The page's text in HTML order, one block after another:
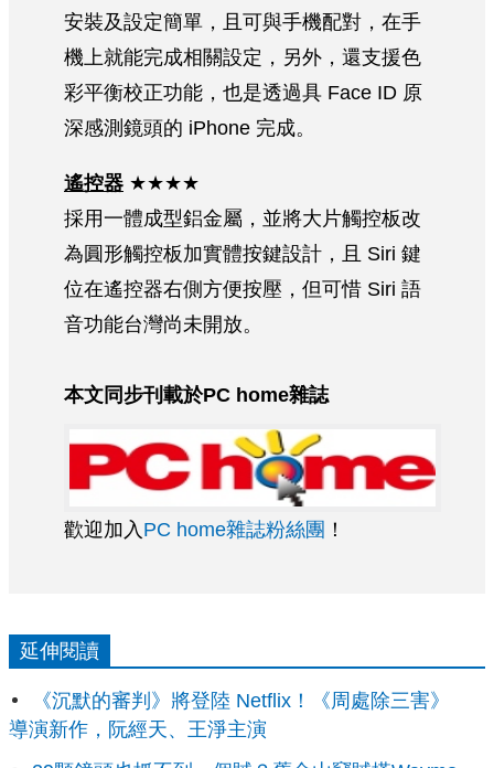
安裝及設定簡單，且可與手機配對，在手
機上就能完成相關設定，另外，還支援色
彩平衡校正功能，也是透過具 Face ID 原
深感測鏡頭的 iPhone 完成。
遙控器 ★★★★
採用一體成型鋁金屬，並將大片觸控板改
為圓形觸控板加實體按鍵設計，且 Siri 鍵
位在遙控器右側方便按壓，但可惜 Siri 語
音功能台灣尚未開放。
本文同步刊載於PC home雜誌
歡迎加入 PC home雜誌粉絲團 ！
延伸閱讀
《沉默的審判》將登陸 Netflix！《周處除三害》
導演新作，阮經天、王淨主演